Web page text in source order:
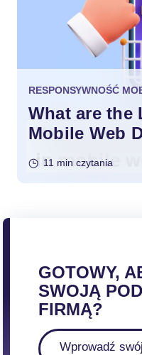
RESPONSYWNOŚĆ
What are the
Mobile Web
11 min czytania
GOTOWY,
SWOJĄ
FIRMĄ?